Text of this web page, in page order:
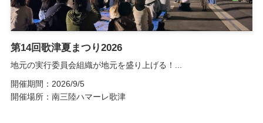
第14回歌津夏まつり2026
地元の実行委員会組織が地元を盛り上げる！...
開催期間：2026/9/5
開催場所：南三陸ハマーレ歌津